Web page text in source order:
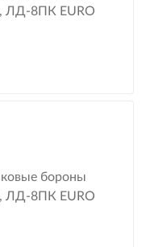
ЛД-8ПК EURO
бороны
ЛД-8ПК EURO